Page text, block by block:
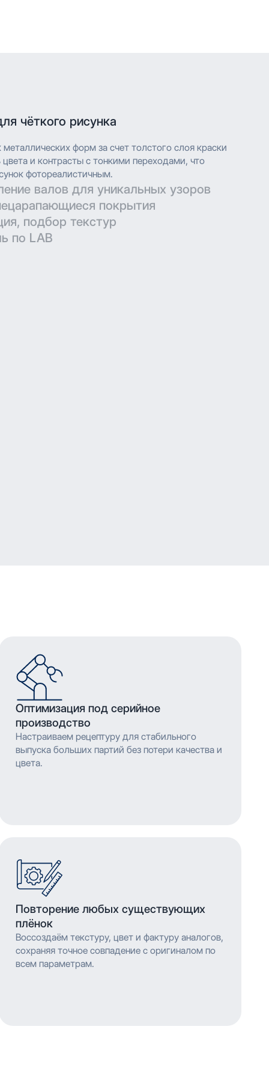
чёткого рисунка
металлических форм за счет толстого слоя краски
и контрасты с тонкими переходами, что
фотореалистичным.
валов для уникальных узоров
параметров для гравировки позволяют
дизайн при печати.
покрытия
поверхности с дополнительной защитой
подбор текстур
печати с высоким разрешением, что
по LAB
Оптимизация под серийное
производство
Настраиваем рецептуру для стабильного
выпуска больших партий без потери качества и
цвета.
Повторение любых существующих
плёнок
Воссоздаём текстуру, цвет и фактуру аналогов,
сохраняя точное совпадение с оригиналом по
всем параметрам.